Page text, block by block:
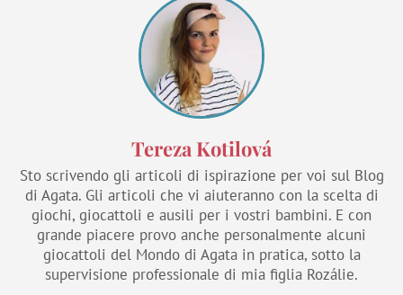
Tereza Kotilová
Sto scrivendo gli articoli di ispirazione per voi sul Blog
di Agata. Gli articoli che vi aiuteranno con la scelta di
giochi, giocattoli e ausili per i vostri bambini. E con
grande piacere provo anche personalmente alcuni
giocattoli del Mondo di Agata in pratica, sotto la
supervisione professionale di mia figlia Rozálie.